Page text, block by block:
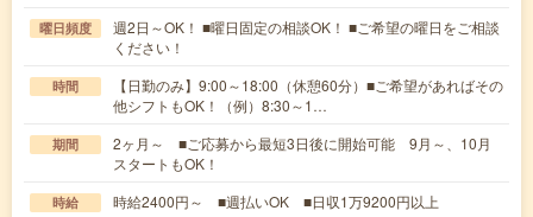
曜日頻度
週2日～OK！ ■曜日固定の相談OK！ ■ご希望の曜日をご相談
ください！
時間
【日勤のみ】9:00～18:00（休憩60分）■ご希望があればその
他シフトもOK！（例）8:30～1…
期間
2ヶ月～ ■ご応募から最短3日後に開始可能 9月～、10月
スタートもOK！
時給 時給2400円～ ■週払いOK ■日収1万9200円以上